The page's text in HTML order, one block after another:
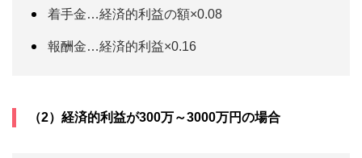
着手金…経済的利益の額×0.08
報酬金…経済的利益×0.16
（2）経済的利益が300万～3000万円の場合